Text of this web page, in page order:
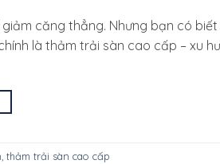
căng thẳng. Nhưng bạn có
là thảm trải sàn cao cấp – xu
, thảm trải sàn cao cấp